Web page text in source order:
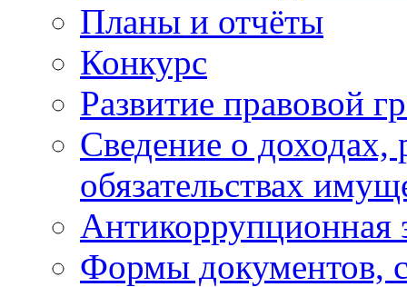
Планы и отчёты
Конкурс
Развитие правовой
Сведение о доходах,
обязательствах
Антикоррупционная
Формы документов,